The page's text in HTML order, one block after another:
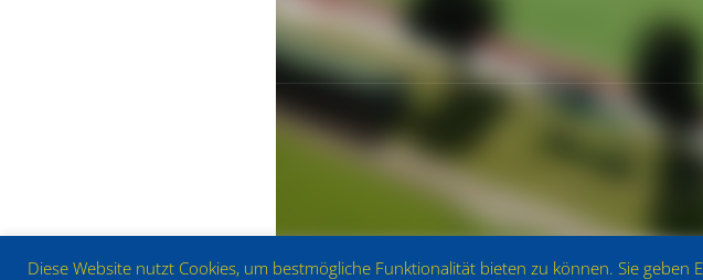
Diese Website nutzt Cookies, um bestmögliche Funktionalität bieten zu können. Sie